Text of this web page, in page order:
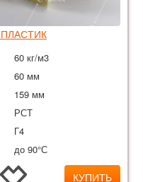
60 кг/м3
60 мм
159 мм
РСТ
Г4
до 90°С
КУПИТЬ